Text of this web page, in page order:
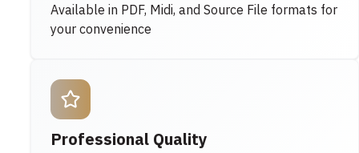
Available in PDF, Midi, and Source File formats for
your convenience
Professional Quality